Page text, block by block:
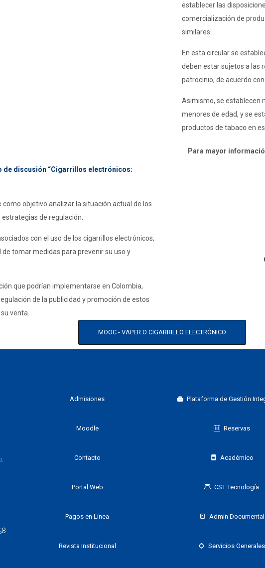
de discusión “Cigarrillos electrónicos:
objetivo analizar la situación actual de los
de regulación.
con el uso de los cigarrillos electrónicos,
tomar medidas para prevenir su uso y
que podrían implementarse en Colombia,
de la publicidad y promoción de estos
venta.
establecer las
comercialización de
similares.
En esta circular se
deben estar sujetos a las
patrocinio, de acuerdo
Asimismo, se establecen
menores de edad, y se
productos de tabaco en
Para mayor
MOOC - VAPER O CIGARRILLO ELECTRÓNICO
Admisiones
Moodle
Contacto
Portal Web
Pagos en Línea
Revista Institucional
Plataforma de Gestión
Reservas
Académico
CST Tecnología
Admin Documental
Servicios Generales